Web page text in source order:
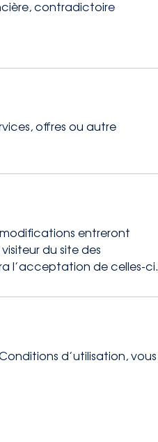
contradictoire
offres ou autre
entreront
du site des
l’acceptation de celles-ci.
d’utilisation, vous